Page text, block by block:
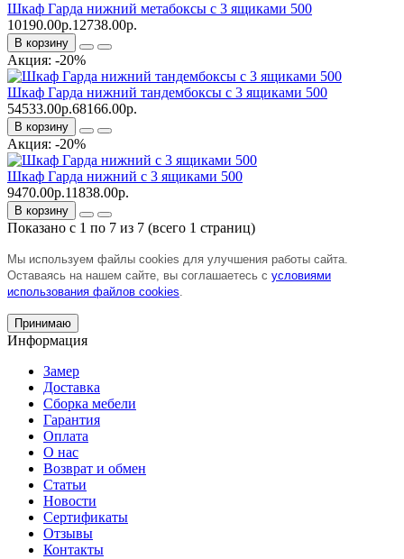
Шкаф Гарда нижний метабоксы с 3 ящиками 500
10190.00р.12738.00р.
В корзину
Акция: -20%
Шкаф Гарда нижний тандембоксы с 3 ящиками 500
54533.00р.68166.00р.
В корзину
Акция: -20%
Шкаф Гарда нижний с 3 ящиками 500
9470.00р.11838.00р.
В корзину
Показано с 1 по 7 из 7 (всего 1 страниц)
Мы используем файлы cookies для улучшения работы сайта.
Оставаясь на нашем сайте, вы соглашаетесь с условиями
использования файлов cookies.
Принимаю
Информация
Замер
Доставка
Сборка мебели
Гарантия
Оплата
О нас
Возврат и обмен
Статьи
Новости
Сертификаты
Отзывы
Контакты